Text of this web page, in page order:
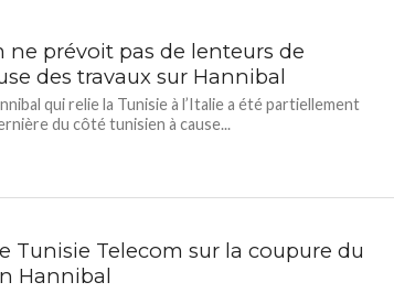
ne prévoit pas de lenteurs de
des travaux sur Hannibal
qui relie la Tunisie à l’Italie a été partiellement
du côté tunisien à cause...
Tunisie Telecom sur la coupure du
Hannibal